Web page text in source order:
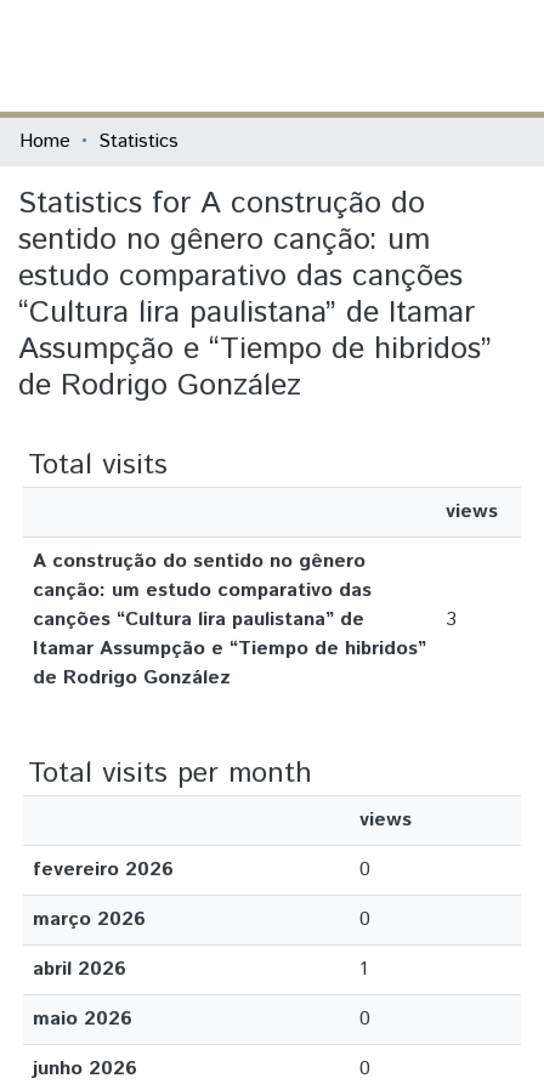
Communities & Collections
All of DSpace
Home Statistics
Statistics for A construção do
sentido no gênero canção: um
estudo comparativo das canções
“Cultura lira paulistana” de Itamar
Assumpção e “Tiempo de hibridos”
de Rodrigo González
Total visits
views
A construção do sentido no gênero
canção: um estudo comparativo das
canções “Cultura lira paulistana” de
Itamar Assumpção e “Tiempo de hibridos”
de Rodrigo González
3
Total visits per month
views
fevereiro 2026
0
março 2026
0
abril 2026
1
maio 2026
0
junho 2026
0